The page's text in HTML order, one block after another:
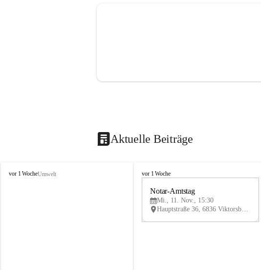
Aktuelle Beiträge
V
vor 1 WocheUmwelt
V
vor 1 Woche
V
Notar-Amtstag
Mi., 11. Nov., 15:30
Hauptstraße 36, 6836 Viktorsberg, AUT